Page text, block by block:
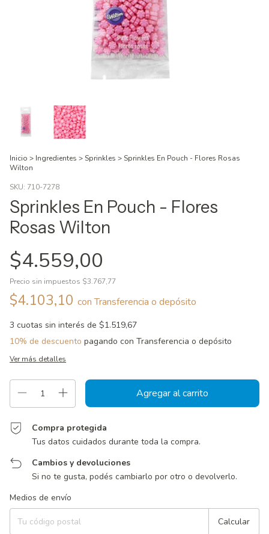
Inicio > Ingredientes >Sprinkles >Sprinkles En Pouch - Flores Rosas
Wilton
SKU: 710-7278
Sprinkles En Pouch - Flores
Rosas Wilton
$4.559,00
Precio sin impuestos $3.767,77
$4.103,10 con Transferencia o depósito
3 cuotas sin interés de $1.519,67
10% de descuento pagando con Transferencia o depósito
Ver más detalles
Compra protegida
Tus datos cuidados durante toda la compra.
Cambios y devoluciones
Si no te gusta, podés cambiarlo por otro o devolverlo.
Entregas para el CP:
Medios de envío
Calcular